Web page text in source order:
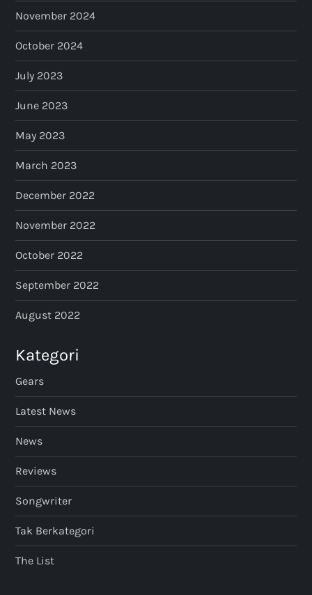
November 2024
October 2024
July 2023
June 2023
May 2023
March 2023
December 2022
November 2022
October 2022
September 2022
August 2022
Kategori
Gears
Latest News
News
Reviews
Songwriter
Tak Berkategori
The List